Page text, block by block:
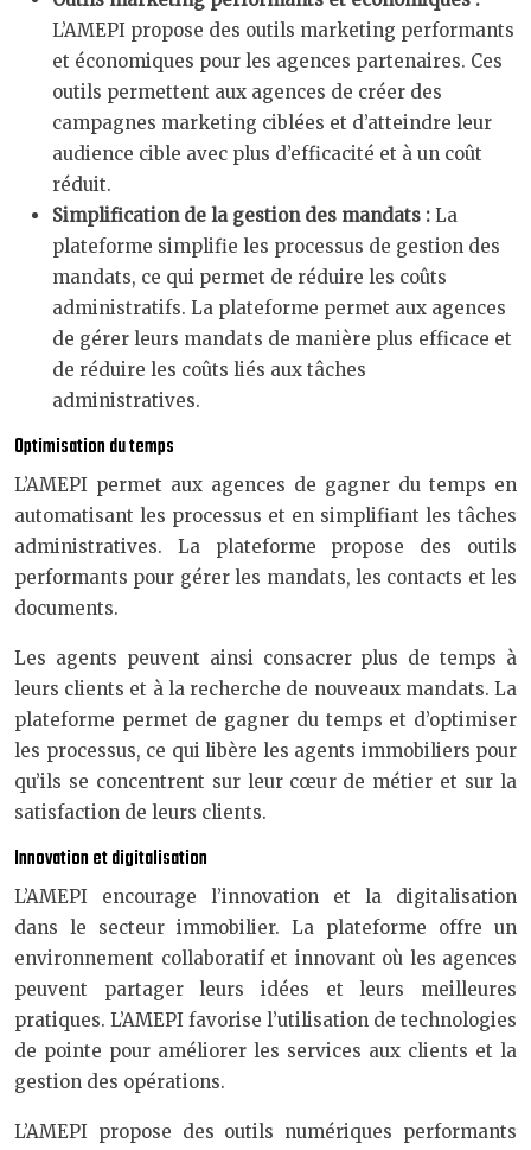
L’AMEPI propose des outils marketing performants
et économiques pour les agences partenaires. Ces
outils permettent aux agences de créer des
campagnes marketing ciblées et d’atteindre leur
audience cible avec plus d’efficacité et à un coût
réduit.
Simplification de la gestion des mandats : La
plateforme simplifie les processus de gestion des
mandats, ce qui permet de réduire les coûts
administratifs. La plateforme permet aux agences
de gérer leurs mandats de manière plus efficace et
de réduire les coûts liés aux tâches
administratives.
Optimisation du temps
L’AMEPI permet aux agences de gagner du temps en
automatisant les processus et en simplifiant les tâches
administratives. La plateforme propose des outils
performants pour gérer les mandats, les contacts et les
documents.
Les agents peuvent ainsi consacrer plus de temps à
leurs clients et à la recherche de nouveaux mandats. La
plateforme permet de gagner du temps et d’optimiser
les processus, ce qui libère les agents immobiliers pour
qu’ils se concentrent sur leur cœur de métier et sur la
satisfaction de leurs clients.
Innovation et digitalisation
L’AMEPI encourage l’innovation et la digitalisation
dans le secteur immobilier. La plateforme offre un
environnement collaboratif et innovant où les agences
peuvent partager leurs idées et leurs meilleures
pratiques. L’AMEPI favorise l’utilisation de technologies
de pointe pour améliorer les services aux clients et la
gestion des opérations.
L’AMEPI propose des outils numériques performants